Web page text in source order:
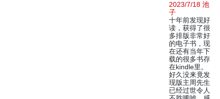
2023/7/18 池
子
十年前发现好
读，获得了很
多排版非常好
的电子书，现
在还有当年下
载的很多书存
在kindle里。
好久没来竟发
现版主周先生
已经过世令人